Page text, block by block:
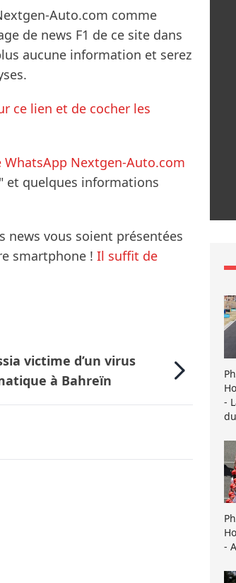
Auto.com comme
de news F1 de ce site dans
aucune information et serez
ce lien et de cocher les
WhatsApp Nextgen-Auto.com
et quelques informations
news vous soient présentées
smartphone ! Il suffit de
victime d’un virus
à Bahreïn
-
-